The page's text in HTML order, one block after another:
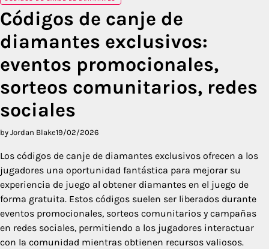
Códigos de canje de
diamantes exclusivos:
eventos promocionales,
sorteos comunitarios, redes
sociales
by Jordan Blake19/02/2026
Los códigos de canje de diamantes exclusivos ofrecen a los
jugadores una oportunidad fantástica para mejorar su
experiencia de juego al obtener diamantes en el juego de
forma gratuita. Estos códigos suelen ser liberados durante
eventos promocionales, sorteos comunitarios y campañas
en redes sociales, permitiendo a los jugadores interactuar
con la comunidad mientras obtienen recursos valiosos.